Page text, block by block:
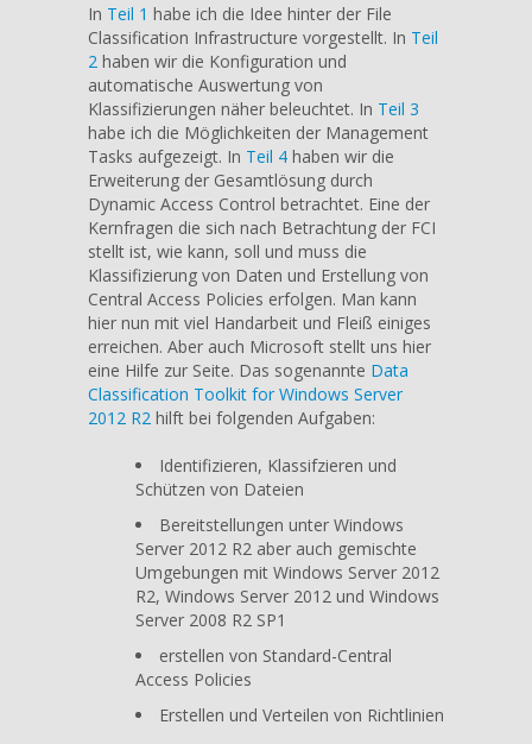
Classification
Infrastructure
–
Data
Classification
Toolkit
2012
R2
In Teil 1 habe ich die Idee hinter der File
Classification Infrastructure vorgestellt. In Teil
2 haben wir die Konfiguration und
automatische Auswertung von
Klassifizierungen näher beleuchtet. In Teil 3
habe ich die Möglichkeiten der Management
Tasks aufgezeigt. In Teil 4 haben wir die
Erweiterung der Gesamtlösung durch
Dynamic Access Control betrachtet. Eine der
Kernfragen die sich nach Betrachtung der FCI
stellt ist, wie kann, soll und muss die
Klassifizierung von Daten und Erstellung von
Central Access Policies erfolgen. Man kann
hier nun mit viel Handarbeit und Fleiß einiges
erreichen. Aber auch Microsoft stellt uns hier
eine Hilfe zur Seite. Das sogenannte Data
Classification Toolkit for Windows Server
2012 R2 hilft bei folgenden Aufgaben:
Identifizieren, Klassifzieren und
Schützen von Dateien
Bereitstellungen unter Windows
Server 2012 R2 aber auch gemischte
Umgebungen mit Windows Server 2012
R2, Windows Server 2012 und Windows
Server 2008 R2 SP1
erstellen von Standard-Central
Access Policies
Erstellen und Verteilen von Richtlinien